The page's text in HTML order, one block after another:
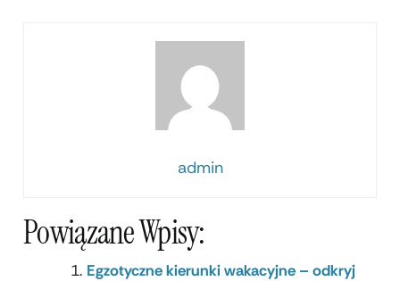
admin
Powiązane Wpisy:
Egzotyczne kierunki wakacyjne – odkryj